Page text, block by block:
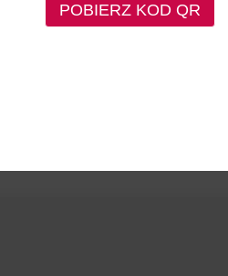
POBIERZ KOD QR